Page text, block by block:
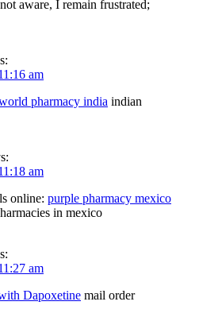
aware, I remain frustrated;
am
pharmacy india indian
am
online: purple pharmacy mexico
in mexico
am
Dapoxetine mail order